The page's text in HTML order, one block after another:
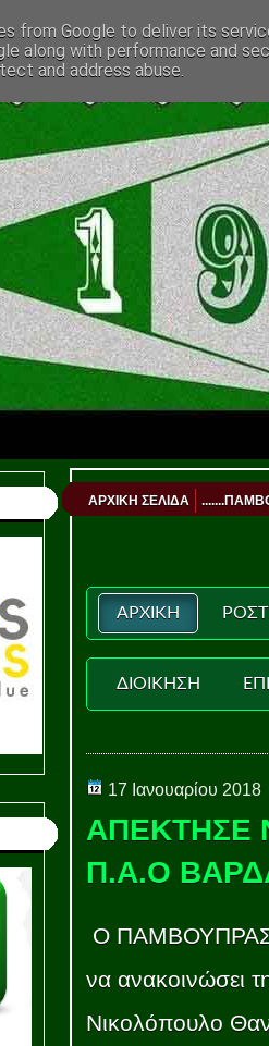
ΑΡΧΙΚΗ ΣΕΛΙΔΑ
ΑΡΧΙΚΗ
ΔΙΟΙΚΗΣΗ
17 Ιανουαρίου 2018
ΑΠΕΚΤΗΣΕ
Π.Α.Ο
Ο
να ανακοινώσει
Νικολόπουλο
from Google to deliver its
along with performance and
and address abuse.